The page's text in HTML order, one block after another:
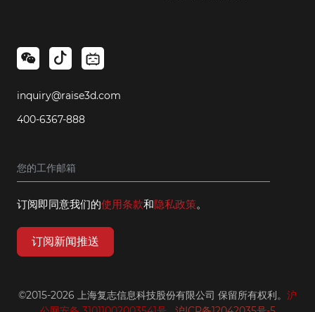
inquiry@raise3d.com
400-6367-888
订阅即同意我们的使用条款和隐私政策。
订阅新闻推送
©2015-2026 上海复志信息科技股份有限公司 保留所有权利。 沪